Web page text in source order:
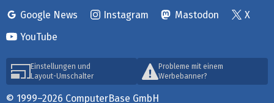
Google News
Instagram Mastodon
X
YouTube
Einstellungen und
Layout-Umschalter
Probleme mit einem
Werbebanner?
© 1999–2026 ComputerBase GmbH